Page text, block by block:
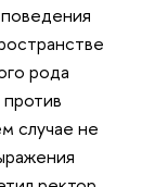
рода
случае не